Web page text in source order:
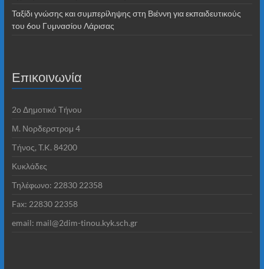
Ταξίδι γνώσης και συμπερίληψης στη Βιέννη για εκπαιδευτικούς
του 6ου Γυμνασίου Λάρισας
Επικοινωνία
2o Δημοτικό Τήνου
Μ. Νορδερστρομ 4
Τήνος, T.K. 84200
Κυκλάδες
Τηλέφωνο: 22830 22358
Fax: 22830 22358
email: mail@2dim-tinou.kyk.sch.gr